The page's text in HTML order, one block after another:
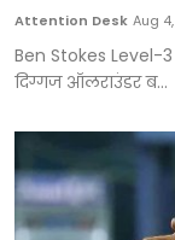
Attention Desk Aug
Ben Stokes Level-
दिग्गज ऑलराउंडर ब...